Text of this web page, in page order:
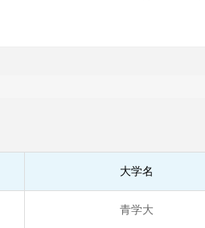
大学名
青学大